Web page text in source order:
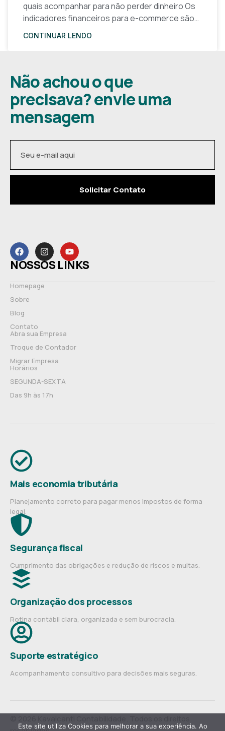
quais acompanhar para não perder dinheiro Os
indicadores financeiros para e-commerce são a
base de qualquer decisão inteligente em uma
CONTINUAR LENDO
Não achou o que
precisava? envie uma
mensagem
Solicitar Contato
NOSSOS LINKS
Homepage
Sobre
Blog
Contato
Abra sua Empresa
Troque de Contador
Migrar Empresa
Horários
SEGUNDA-SEXTA
Das 9h às 17h
Mais economia tributária
Planejamento correto para pagar menos impostos de forma
legal.
Segurança fiscal
Cumprimento das obrigações e redução de riscos e multas.
Organização dos processos
Rotina contábil clara, organizada e sem burocracia.
Suporte estratégico
Acompanhamento consultivo para decisões mais seguras.
Este site utiliza Cookies para melhorar a sua experiência. Ao